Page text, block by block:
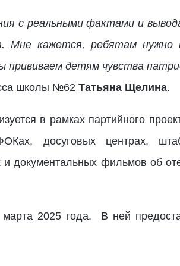
с реальными фактами и
Мне кажется, ребятам нужно
детям чувства
школы №62 Татьяна Щелина.
в рамках партийного
досуговых центрах,
документальных фильмов об
2025 года.
В ней